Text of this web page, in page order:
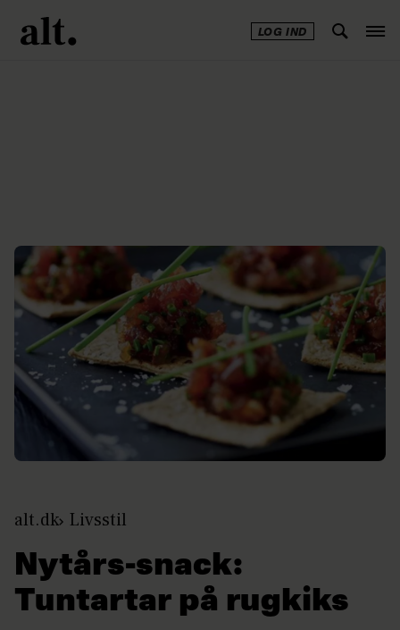
LOG IND
alt.dk Livsstil
Nytårs-snack:
Tuntartar på rugkiks